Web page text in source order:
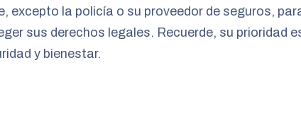
excepto la policía o su proveedor de seguros,
sus derechos legales. Recuerde, su prioridad
y bienestar.